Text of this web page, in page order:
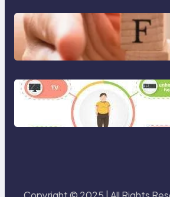
Gaya Hidup
Kesehatan Mental,
dan Makna Hidup
Gaya Hidup Sehat
Tren, Teknologi,
Diri